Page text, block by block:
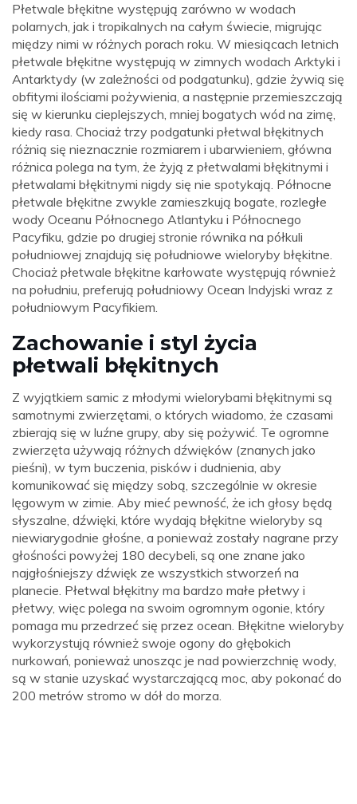
Płetwale błękitne występują zarówno w wodach
polarnych, jak i tropikalnych na całym świecie, migrując
między nimi w różnych porach roku. W miesiącach letnich
płetwale błękitne występują w zimnych wodach Arktyki i
Antarktydy (w zależności od podgatunku), gdzie żywią się
obfitymi ilościami pożywienia, a następnie przemieszczają
się w kierunku cieplejszych, mniej bogatych wód na zimę,
kiedy rasa. Chociaż trzy podgatunki płetwal błękitnych
różnią się nieznacznie rozmiarem i ubarwieniem, główna
różnica polega na tym, że żyją z płetwalami błękitnymi i
płetwalami błękitnymi nigdy się nie spotykają. Północne
płetwale błękitne zwykle zamieszkują bogate, rozległe
wody Oceanu Północnego Atlantyku i Północnego
Pacyfiku, gdzie po drugiej stronie równika na półkuli
południowej znajdują się południowe wieloryby błękitne.
Chociaż płetwale błękitne karłowate występują również
na południu, preferują południowy Ocean Indyjski wraz z
południowym Pacyfikiem.
Zachowanie i styl życia
płetwali błękitnych
Z wyjątkiem samic z młodymi wielorybami błękitnymi są
samotnymi zwierzętami, o których wiadomo, że czasami
zbierają się w luźne grupy, aby się pożywić. Te ogromne
zwierzęta używają różnych dźwięków (znanych jako
pieśni), w tym buczenia, pisków i dudnienia, aby
komunikować się między sobą, szczególnie w okresie
lęgowym w zimie. Aby mieć pewność, że ich głosy będą
słyszalne, dźwięki, które wydają błękitne wieloryby są
niewiarygodnie głośne, a ponieważ zostały nagrane przy
głośności powyżej 180 decybeli, są one znane jako
najgłośniejszy dźwięk ze wszystkich stworzeń na
planecie. Płetwal błękitny ma bardzo małe płetwy i
płetwy, więc polega na swoim ogromnym ogonie, który
pomaga mu przedrzeć się przez ocean. Błękitne wieloryby
wykorzystują również swoje ogony do głębokich
nurkowań, ponieważ unosząc je nad powierzchnię wody,
są w stanie uzyskać wystarczającą moc, aby pokonać do
200 metrów stromo w dół do morza.